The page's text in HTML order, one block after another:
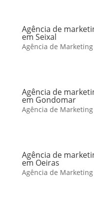
Agência de
em Seixal
Agência de
Agência de
em Gondomar
Agência de
Agência de
em Oeiras
Agência de